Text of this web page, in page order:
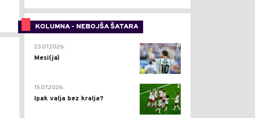
KOLUMNA - NEBOJŠA ŠATARA
0
23.07.2026.
Mesi(ja)
2
15.07.2026.
Ipak valja bez kralja?